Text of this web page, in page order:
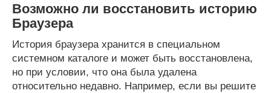
Возможно ли восстановить историю
Браузера
История браузера хранится в специальном
системном каталоге и может быть восстановлена,
но при условии, что она была удалена
относительно недавно. Например, если вы решите